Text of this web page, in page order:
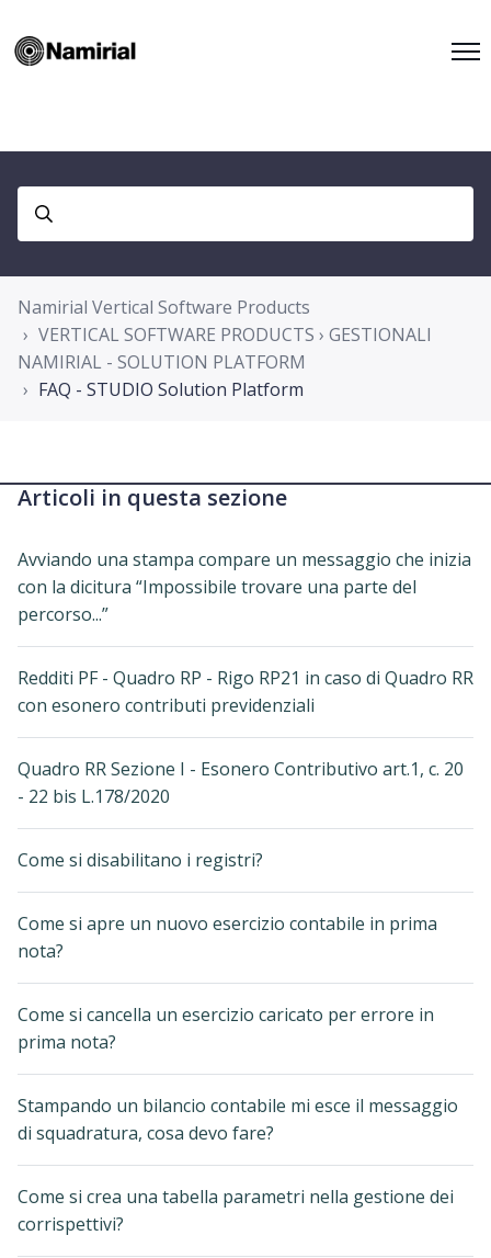
Namirial Vertical Software Products
VERTICAL SOFTWARE PRODUCTS › GESTIONALI
NAMIRIAL - SOLUTION PLATFORM
FAQ - STUDIO Solution Platform
Articoli in questa sezione
Avviando una stampa compare un messaggio che inizia
con la dicitura “Impossibile trovare una parte del
percorso...”
Redditi PF - Quadro RP - Rigo RP21 in caso di Quadro RR
con esonero contributi previdenziali
Quadro RR Sezione I - Esonero Contributivo art.1, c. 20
- 22 bis L.178/2020
Come si disabilitano i registri?
Come si apre un nuovo esercizio contabile in prima
nota?
Come si cancella un esercizio caricato per errore in
prima nota?
Stampando un bilancio contabile mi esce il messaggio
di squadratura, cosa devo fare?
Come si crea una tabella parametri nella gestione dei
corrispettivi?